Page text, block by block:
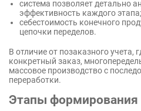
система позволяет детально
эффективность каждого этапа;
себестоимость конечного
цепочки переделов.
В отличие от позаказного учета,
конкретный заказ,
массовое производство с
переработки.
Этапы формирования